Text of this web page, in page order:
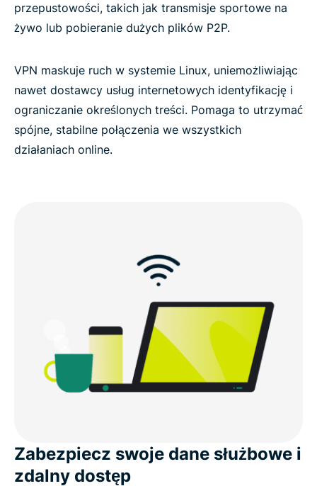
przepustowości, takich jak transmisje sportowe na
żywo lub pobieranie dużych plików P2P.
VPN maskuje ruch w systemie Linux, uniemożliwiając
nawet dostawcy usług internetowych identyfikację i
ograniczanie określonych treści. Pomaga to utrzymać
spójne, stabilne połączenia we wszystkich
działaniach online.
Zabezpiecz swoje dane służbowe i
zdalny dostęp